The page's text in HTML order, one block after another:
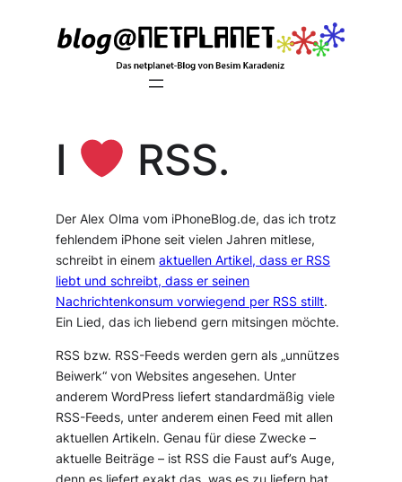
I RSS.
Der Alex Olma vom iPhoneBlog.de, das ich trotz
fehlendem iPhone seit vielen Jahren mitlese,
schreibt in einemaktuellen Artikel, dass er RSS
liebt und schreibt, dass er seinen
Nachrichtenkonsum vorwiegend per RSS stillt.
Ein Lied, das ich liebend gern mitsingen möchte.
RSS bzw. RSS-Feeds werden gern als „unnützes
Beiwerk“ von Websites angesehen. Unter
anderem WordPress liefert standardmäßig viele
RSS-Feeds, unter anderem einen Feed mit allen
aktuellen Artikeln. Genau für diese Zwecke –
aktuelle Beiträge – ist RSS die Faust auf’s Auge,
denn es liefert exakt das, was es zu liefern hat.